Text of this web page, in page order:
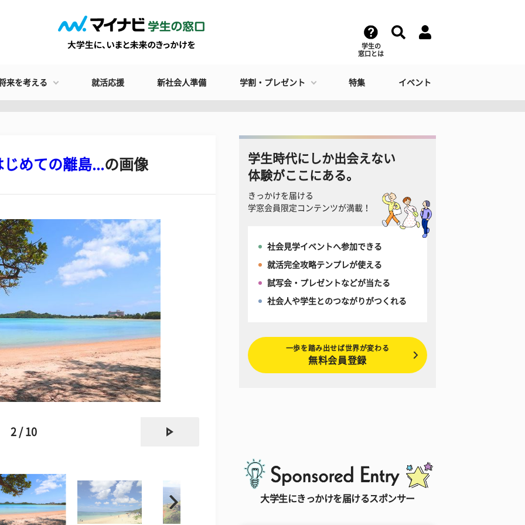
学生の
窓口とは
来を考える 就活応援 新社会人準備 学割・プレゼント 特集 イベント
めての離島...の画像
2 / 10
学生時代にしか出会えない
体験がここにある。
きっかけを届ける
学窓会員限定コンテンツが満載！
社会見学イベントへ参加できる
就活完全攻略テンプレが使える
試写会・プレゼントなどが当たる
社会人や学生とのつながりがつくれる
一歩を踏み出せば世界が変わる
無料会員登録
大学生にきっかけを届けるスポンサー